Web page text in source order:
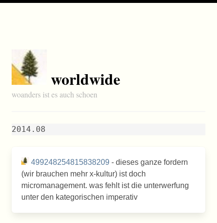
worldwide
woanders ist es auch schoen
2014.08
499248254815838209 - dieses ganze fordern
(wir brauchen mehr x-kultur) ist doch
micromanagement. was fehlt ist die unterwerfung
unter den kategorischen imperativ